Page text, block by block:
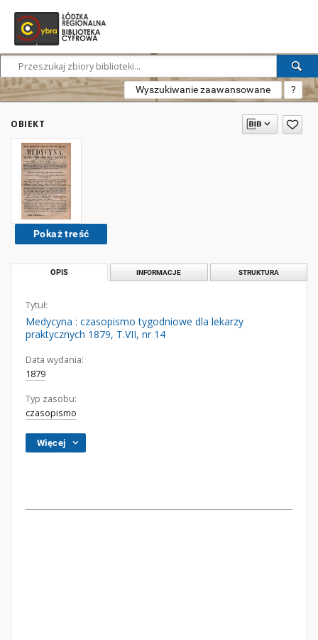
Wyszukiwanie zaawansowane ?
OBIEKT
Pokaż treść
OPIS INFORMACJE STRUKTURA
Tytuł:
Medycyna : czasopismo tygodniowe dla lekarzy
praktycznych 1879, T.VII, nr 14
Data wydania:
1879
Typ zasobu:
czasopismo
Więcej